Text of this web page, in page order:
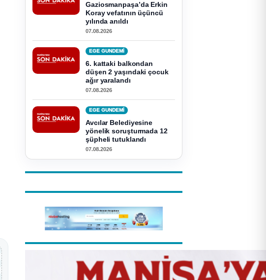
Gaziosmanpaşa’da Erkin
Koray vefatının üçüncü
yılında anıldı
07.08.2026
EGE GUNDEMİ
6. kattaki balkondan
düşen 2 yaşındaki çocuk
ağır yaralandı
07.08.2026
EGE GUNDEMİ
Avcılar Belediyesine
yönelik soruşturmada 12
şüpheli tutuklandı
07.08.2026